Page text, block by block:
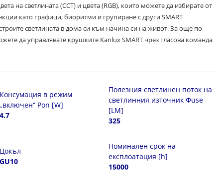
на светлината (CCT) и цвета (RGB), които можете да избирате от
като графици, биоритми и групиране с други SMART
светлината в дома си към начина си на живот. За още по
да управлявате крушките Kanlux SMART чрез гласова команда
Консумация в режим
„включен“ Pon [W]
4.7
Полезния светлинен поток на
светлинния източник Φuse
[LM]
325
Цокъл
GU10
Номинален срок на
експлоатация [h]
15000